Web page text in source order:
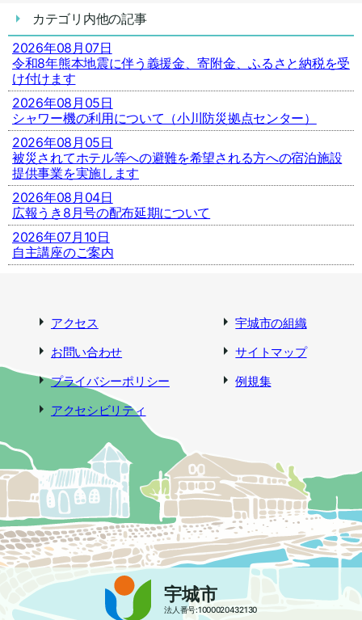
カテゴリ内他の記事
2026年08月07日
令和8年熊本地震に伴う義援金、寄附金、ふるさと納税を受
け付けます
2026年08月05日
シャワー機の利用について（小川防災拠点センター）
2026年08月05日
被災されてホテル等への避難を希望される方への宿泊施設
提供事業を実施します
2026年08月04日
広報うき8月号の配布延期について
2026年07月10日
自主講座のご案内
アクセス
宇城市の組織
お問い合わせ
サイトマップ
プライバシーポリシー
例規集
アクセシビリティ
宇城市
法人番号:1000020432130